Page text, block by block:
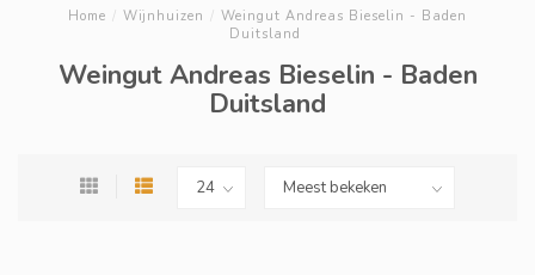
Home / Wijnhuizen / Weingut Andreas Bieselin - Baden
Duitsland
Weingut Andreas Bieselin - Baden
Duitsland